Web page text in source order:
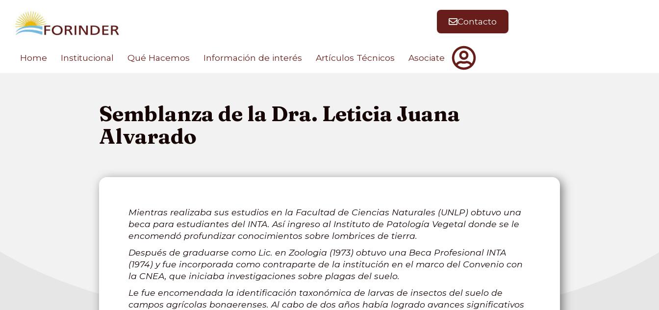
Contacto
Home Institucional Qué Hacemos Información de interés Artículos Técnicos Asociate
Semblanza de la Dra. Leticia Juana
Alvarado
Mientras realizaba sus estudios en la Facultad de Ciencias Naturales (UNLP) obtuvo una
beca para estudiantes del INTA. Así ingreso al Instituto de Patología Vegetal donde se le
encomendó profundizar conocimientos sobre lombrices de tierra.
Después de graduarse como Lic. en Zoologia (1973) obtuvo una Beca Profesional INTA
(1974) y fue incorporada como contraparte de la institución en el marco del Convenio con
la CNEA, que iniciaba investigaciones sobre plagas del suelo.
Le fue encomendada la identificación taxonómica de larvas de insectos del suelo de
campos agrícolas bonaerenses. Al cabo de dos años había logrado avances significativos